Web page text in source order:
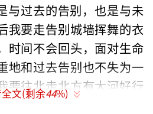
与过去的告别，也是与未
要走告别城墙挥舞的衣
间不会回头，面对生命
地和过去告别也不失为一
往北走北方有大河好行
南方有草木琵琶红酥手/
文(剩余44%)